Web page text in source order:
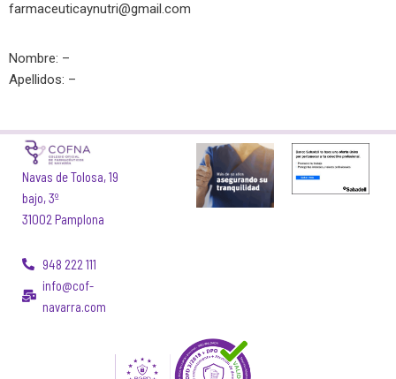
farmaceuticaynutri@gmail.com
Nombre: –
Apellidos: –
Navas de Tolosa, 19
bajo, 3º
31002 Pamplona
948 222 111
info@cof-
navarra.com